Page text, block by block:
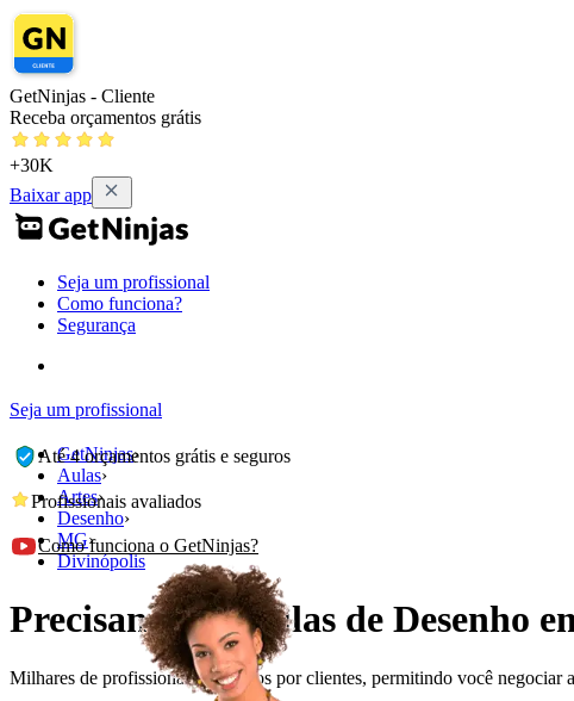
GetNinjas - Cliente
Receba orçamentos grátis
+30K
Baixar app
Seja um profissional
Como funciona?
Segurança
Seja um profissional
GetNinjas›
Aulas›
Artes›
Desenho›
MG›
Divinópolis
Precisando de Aulas de Desenho
Milhares de profissionais avaliados por clientes, permitindo você negociar
Até 4 orçamentos grátis e seguros
Profissionais avaliados
Como funciona o GetNinjas?